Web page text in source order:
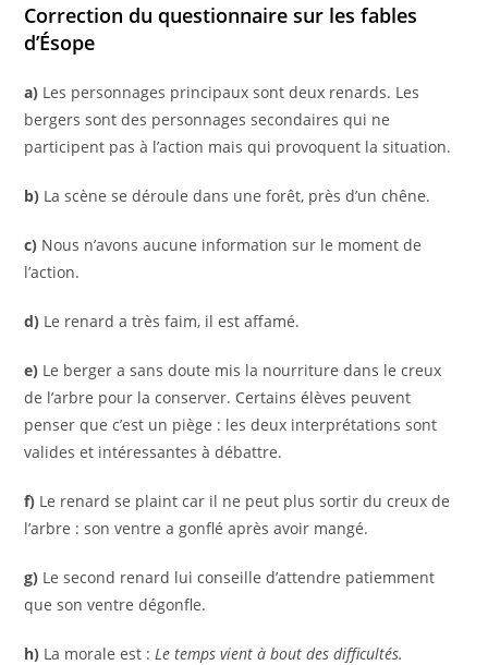
Correction du questionnaire sur les fables
d’Ésope
a) Les personnages principaux sont deux renards. Les
bergers sont des personnages secondaires qui ne
participent pas à l’action mais qui provoquent la situation.
b) La scène se déroule dans une forêt, près d’un chêne.
c) Nous n’avons aucune information sur le moment de
l’action.
d) Le renard a très faim, il est affamé.
e) Le berger a sans doute mis la nourriture dans le creux
de l’arbre pour la conserver. Certains élèves peuvent
penser que c’est un piège : les deux interprétations sont
valides et intéressantes à débattre.
f) Le renard se plaint car il ne peut plus sortir du creux de
l’arbre : son ventre a gonflé après avoir mangé.
g) Le second renard lui conseille d’attendre patiemment
que son ventre dégonfle.
h) La morale est :Le temps vient à bout des difficultés.